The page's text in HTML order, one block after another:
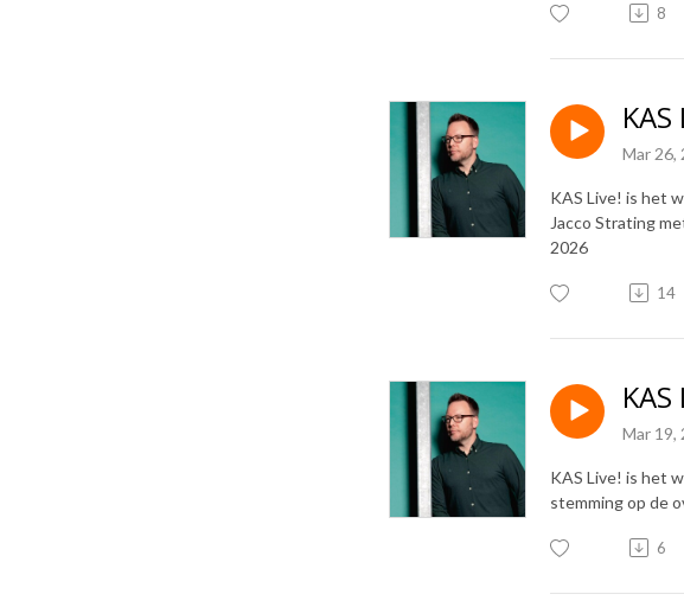
8
Mar 26,
KAS Live! is het
Jacco Strating
2026
14
Mar 19,
KAS Live! is het
stemming op de
6